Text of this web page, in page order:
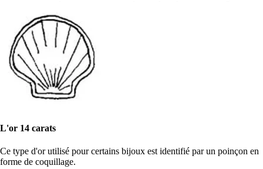
L'or 14 carats
Ce type d'or utilisé pour certains bijoux est identifié par un poinçon en
forme de coquillage.